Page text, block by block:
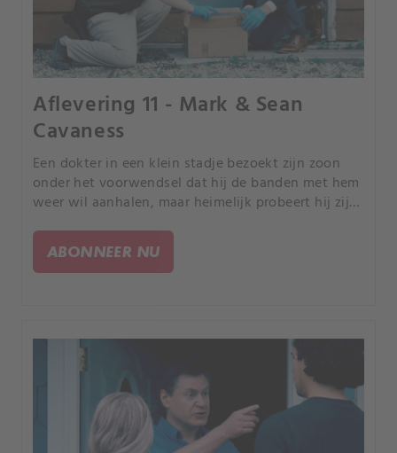
Aflevering 11 - Mark & Sean
Cavaness
Een dokter in een klein stadje bezoekt zijn zoon
onder het voorwendsel dat hij de banden met hem
weer wil aanhalen, maar heimelijk probeert hij zijn
ABONNEER NU